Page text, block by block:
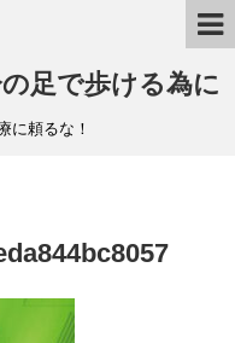
足で歩ける為に
に頼るな！